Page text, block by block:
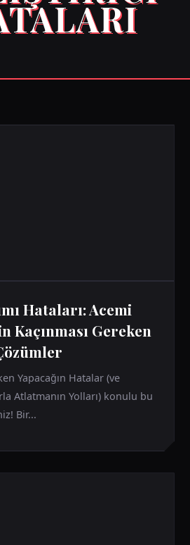
Hataları: Acemi
Kaçınması Gereken
Yapacağın Hatalar (ve
Atlatmanın Yolları) konulu bu
Bir...